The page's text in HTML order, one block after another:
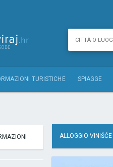
TURISTICHE SPIAGGE
ALLOGGIO VINIŠĆE